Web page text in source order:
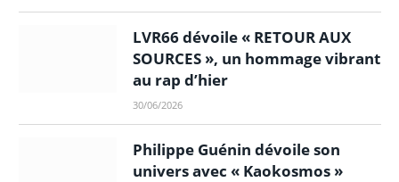
LVR66 dévoile « RETOUR AUX
SOURCES », un hommage vibrant
au rap d’hier
30/06/2026
Philippe Guénin dévoile son
univers avec « Kaokosmos »